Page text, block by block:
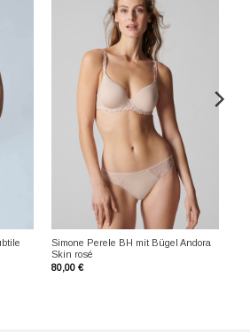
Simone Perele BH mit Bügel Andora
Skin rosé
80,00 €